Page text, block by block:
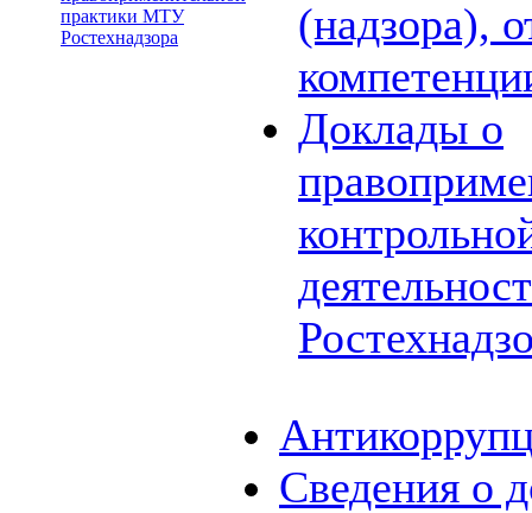
практики МТУ
Ростехнадзора
(надзора),
Доклады о
Сведения о